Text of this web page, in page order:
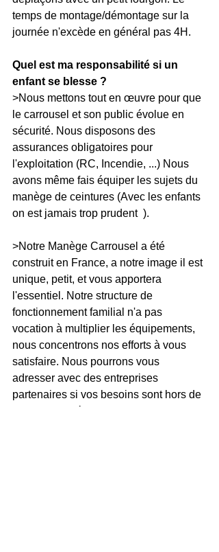
temps de montage/démontage sur la
journée n'excède en général pas 4H.
Quel est ma responsabilité si un
enfant se blesse ?
>Nous mettons tout en œuvre pour que
le carrousel et son public évolue en
sécurité. Nous disposons des
assurances obligatoires pour
l'exploitation (RC, Incendie, ...) Nous
avons même fais équiper les sujets du
manège de ceintures (Avec les enfants
on est jamais trop prudent  ).
>Notre Manège Carrousel a été
construit en France, a notre image il est
unique, petit, et vous apportera
l'essentiel. Notre structure de
fonctionnement familial n'a pas
vocation à multiplier les équipements,
nous concentrons nos efforts à vous
satisfaire. Nous pourrons vous
adresser avec des entreprises
partenaires si vos besoins sont hors de